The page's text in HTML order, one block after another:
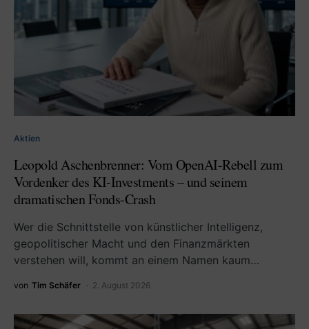
Aktien
Leopold Aschenbrenner: Vom OpenAI-Rebell zum
Vordenker des KI-Investments – und seinem
dramatischen Fonds-Crash
Wer die Schnittstelle von künstlicher Intelligenz,
geopolitischer Macht und den Finanzmärkten
verstehen will, kommt an einem Namen kaum…
von Tim Schäfer 2. August 2026